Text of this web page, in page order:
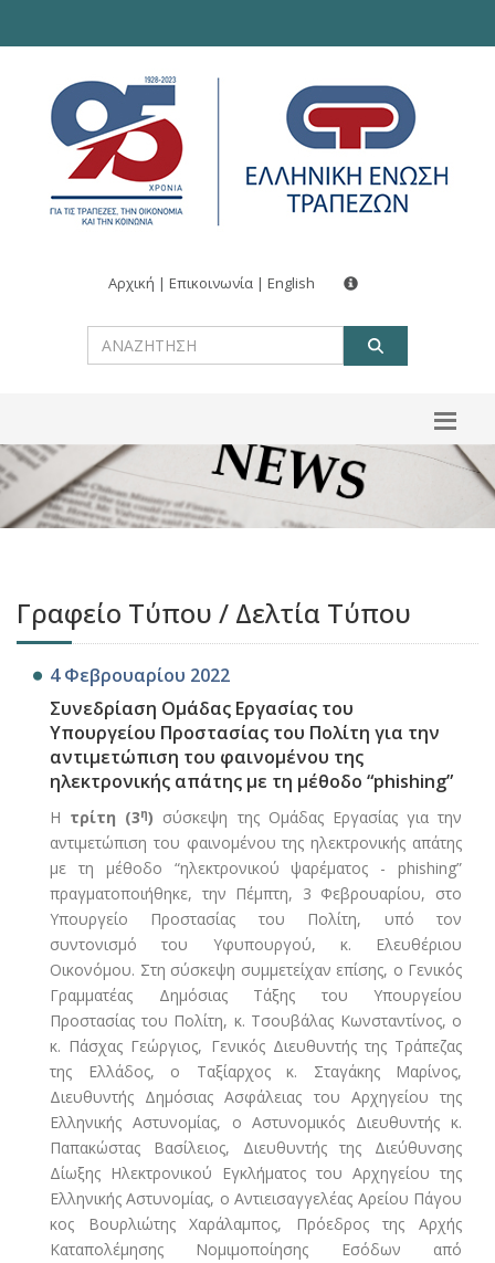
Αρχική | Επικοινωνία | English
Γραφείο Τύπου / Δελτία Τύπου
4 Φεβρουαρίου 2022
Συνεδρίαση Ομάδας Εργασίας του
Υπουργείου Προστασίας του Πολίτη για την
αντιμετώπιση του φαινομένου της
ηλεκτρονικής απάτης με τη μέθοδο “phishing”
Η τρίτη (3η) σύσκεψη της Ομάδας Εργασίας για την
αντιμετώπιση του φαινομένου της ηλεκτρονικής απάτης
με τη μέθοδο “ηλεκτρονικού ψαρέματος - phishing”
πραγματοποιήθηκε, την Πέμπτη, 3 Φεβρουαρίου, στο
Υπουργείο Προστασίας του Πολίτη, υπό τον
συντονισμό του Υφυπουργού, κ. Ελευθέριου
Οικονόμου. Στη σύσκεψη συμμετείχαν επίσης, ο Γενικός
Γραμματέας Δημόσιας Τάξης του Υπουργείου
Προστασίας του Πολίτη, κ. Τσουβάλας Κωνσταντίνος, ο
κ. Πάσχας Γεώργιος, Γενικός Διευθυντής της Τράπεζας
της Ελλάδος, ο Ταξίαρχος κ. Σταγάκης Μαρίνος,
Διευθυντής Δημόσιας Ασφάλειας του Αρχηγείου της
Ελληνικής Αστυνομίας, ο Αστυνομικός Διευθυντής κ.
Παπακώστας Βασίλειος, Διευθυντής της Διεύθυνσης
Δίωξης Ηλεκτρονικού Εγκλήματος του Αρχηγείου της
Ελληνικής Αστυνομίας, ο Αντιεισαγγελέας Αρείου Πάγου
κος Βουρλιώτης Χαράλαμπος, Πρόεδρος της Αρχής
Καταπολέμησης Νομιμοποίησης Εσόδων από